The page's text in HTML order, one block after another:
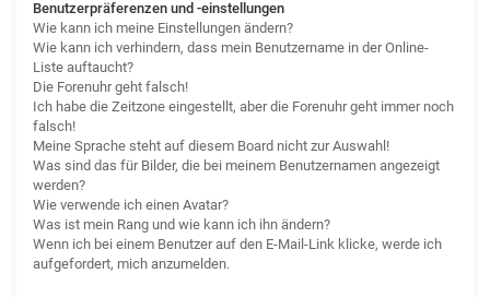
Benutzerpräferenzen und -einstellungen
Wie kann ich meine Einstellungen ändern?
Wie kann ich verhindern, dass mein Benutzername in der Online-
Liste auftaucht?
Die Forenuhr geht falsch!
Ich habe die Zeitzone eingestellt, aber die Forenuhr geht immer noch
falsch!
Meine Sprache steht auf diesem Board nicht zur Auswahl!
Was sind das für Bilder, die bei meinem Benutzernamen angezeigt
werden?
Wie verwende ich einen Avatar?
Was ist mein Rang und wie kann ich ihn ändern?
Wenn ich bei einem Benutzer auf den E-Mail-Link klicke, werde ich
aufgefordert, mich anzumelden.